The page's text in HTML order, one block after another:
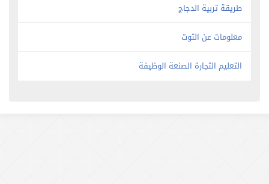
طريقة تربية الدجاج
معلومات عن التوت
التعليم التجارة الصنعة الوظيفة